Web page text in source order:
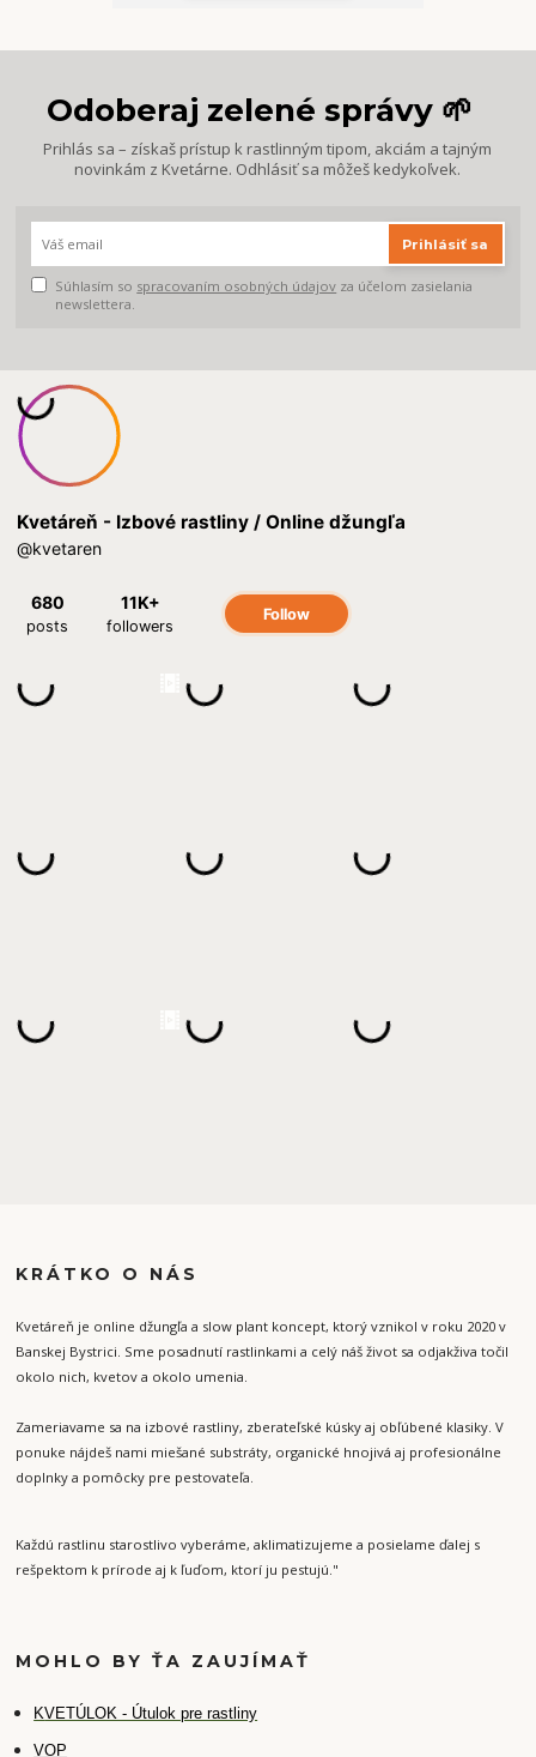
Odoberaj zelené správy 🌱
Prihlás sa – získaš prístup k rastlinným tipom, akciám a tajným
novinkám z Kvetárne. Odhlásiť sa môžeš kedykoľvek.
Prihlásiť sa
Súhlasím so spracovaním osobných údajov za účelom zasielania
newslettera.
KRÁTKO O NÁS
Kvetáreň je online džungľa a slow plant koncept, ktorý vznikol v roku 2020 v
Banskej Bystrici. Sme posadnutí rastlinkami a celý náš život sa odjakživa točil
okolo nich, kvetov a okolo umenia.
Zameriavame sa na izbové rastliny, zberateľské kúsky aj obľúbené klasiky. V
ponuke nájdeš nami miešané substráty, organické hnojivá aj profesionálne
doplnky a pomôcky pre pestovateľa.
Každú rastlinu starostlivo vyberáme, aklimatizujeme a posielame ďalej s
rešpektom k prírode aj k ľuďom, ktorí ju pestujú."
MOHLO BY ŤA ZAUJÍMAŤ
KVETÚLOK - Útulok pre rastliny
VOP